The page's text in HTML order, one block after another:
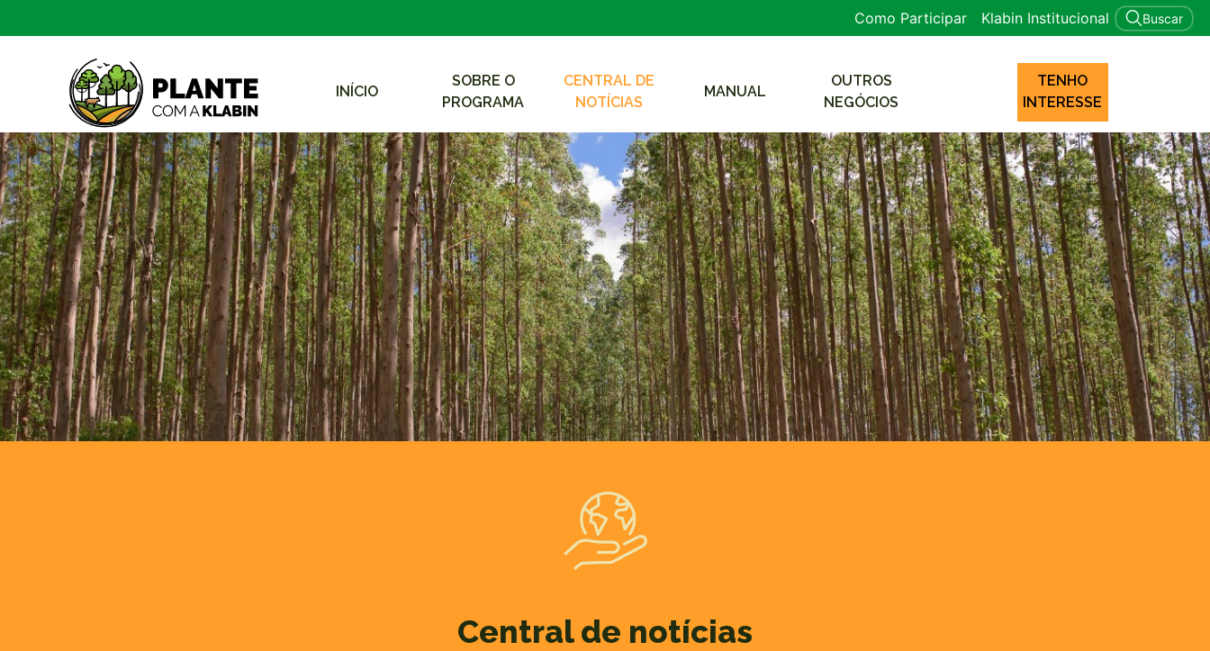
Zum Hauptinhalt springen
Como Participar Klabin Institucional Buscar
INÍCIO
SOBRE O
PROGRAMA
CENTRAL DE
NOTÍCIAS
MANUAL
OUTROS
NEGÓCIOS
TENHO
INTERESSE
Central de notícias